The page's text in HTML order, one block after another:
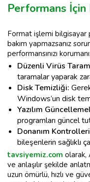
Performans İçin
Format işlemi bilgisayar
bakım yapmazsanız
performansınızı
Düzenli Virüs
taramalar yaparak
Disk Temizliği:
Windows’un disk
Yazılım
programları güncel
Donanım
bileşenlerin sağlıklı
tavsiyemiz.com olarak,
ve anlaşılır şekilde
uzun ömürlü, hızlı ve